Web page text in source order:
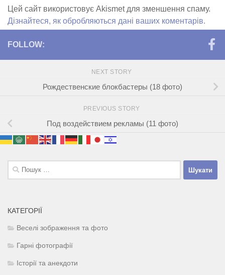
Цей сайт використовує Akismet для зменшення спаму.
Дізнайтеся, як обробляються дані ваших коментарів.
FOLLOW:
NEXT STORY
Рождественские блокбастеры (18 фото)
PREVIOUS STORY
Под воздействием рекламы (11 фото)
Пошук:
КАТЕГОРІЇ
Веселі зображення та фото
Гарні фотографії
Історії та анекдоти